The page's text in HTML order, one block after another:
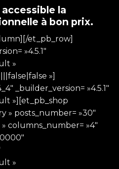
la
à bon prix.
et_pb_row]
»4.5.1″
»
»]
_builder_version= »4.5.1″
»][et_pb_shop
» posts_number= »30″
columns_number= »4″
»